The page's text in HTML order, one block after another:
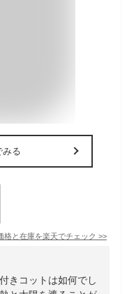
みる
格と在庫を楽天でチェック >>
きコットは如何でし